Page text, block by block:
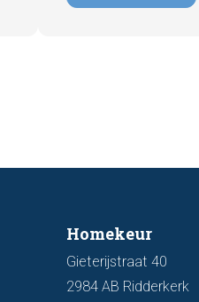
Homekeur
Gieterijstraat 40
2984 AB Ridderkerk